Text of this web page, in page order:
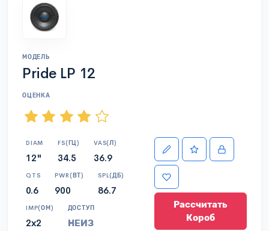
МОДЕЛЬ
Pride LP 12
ОЦЕНКА
DIAM
12"
FS(ГЦ)
34.5
VAS(Л)
36.9
QTS
0.6
PWR(ВТ)
900
SPL(ДБ)
86.7
IMP(ОМ)
2x2
ДОСТУП
НЕИЗ
Рассчитать
Короб